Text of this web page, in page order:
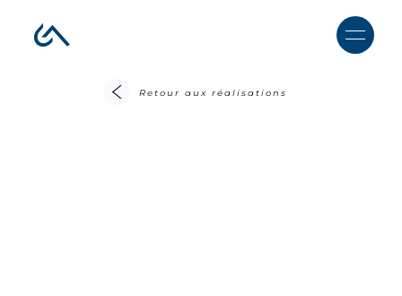
Retour aux réalisations